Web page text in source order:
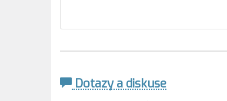
Dotazy a diskuse